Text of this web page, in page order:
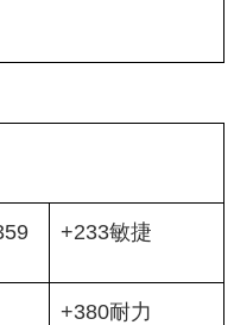
+233敏捷
+380耐力